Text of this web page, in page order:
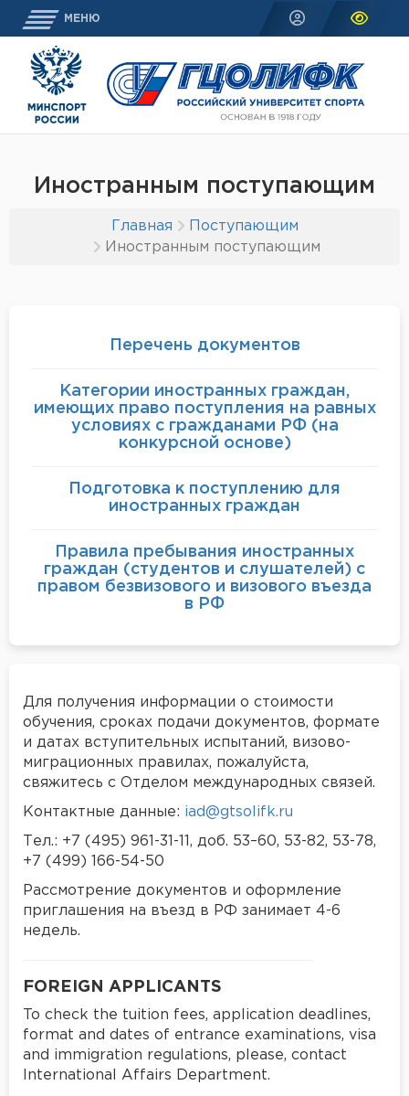
МЕНЮ
Иностранным поступающим
Главная
Поступающим
Иностранным поступающим
Перечень документов
Категории иностранных граждан,
имеющих право поступления на равных
условиях с гражданами РФ (на
конкурсной основе)
Подготовка к поступлению для
иностранных граждан
Правила пребывания иностранных
граждан (студентов и слушателей) с
правом безвизового и визового въезда
в РФ
Для получения информации о стоимости
обучения, сроках подачи документов, формате
и датах вступительных испытаний, визово-
миграционных правилах, пожалуйста,
свяжитесь с Отделом международных связей.
Контактные данные: iad@gtsolifk.ru
Тел.: +7 (495) 961-31-11, доб. 53–60, 53-82, 53-78,
+7 (499) 166-54-50
Рассмотрение документов и оформление
приглашения на въезд в РФ занимает 4-6
недель.
FOREIGN APPLICANTS
To check the tuition fees, application deadlines,
format and dates of entrance examinations, visa
and immigration regulations, please, contact
International Affairs Department.